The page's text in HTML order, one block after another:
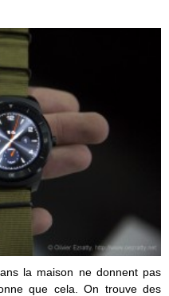
la maison ne donnent pas
que cela. On trouve des